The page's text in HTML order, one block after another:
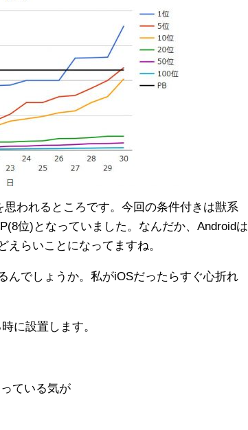
われるところです。今回の条件付きは獣系
位)となっていました。なんだか、Androidは
らいことになってますね。
んでしょうか。私がiOSだったらすぐ心折れ
に設置します。
ている気が